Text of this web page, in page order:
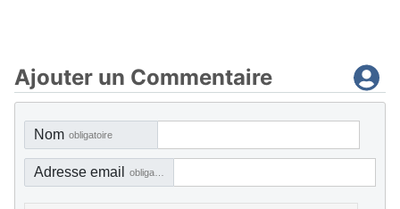
Ajouter un Commentaire
Nom obligatoire
Adresse email